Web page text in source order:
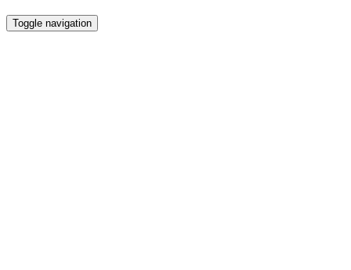
Toggle navigation